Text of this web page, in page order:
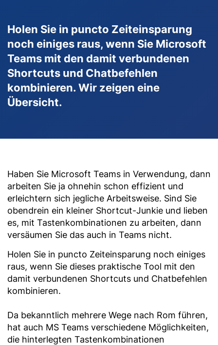
Holen Sie in puncto Zeiteinsparung
noch einiges raus, wenn Sie Microsoft
Teams mit den damit verbundenen
Shortcuts und Chatbefehlen
kombinieren. Wir zeigen eine
Übersicht.
Haben Sie Microsoft Teams in Verwendung, dann
arbeiten Sie ja ohnehin schon effizient und
erleichtern sich jegliche Arbeitsweise. Sind Sie
obendrein ein kleiner Shortcut-Junkie und lieben
es, mit Tastenkombinationen zu arbeiten, dann
versäumen Sie das auch in Teams nicht.
Holen Sie in puncto Zeiteinsparung noch einiges
raus, wenn Sie dieses praktische Tool mit den
damit verbundenen Shortcuts und Chatbefehlen
kombinieren.
Da bekanntlich mehrere Wege nach Rom führen,
hat auch MS Teams verschiedene Möglichkeiten,
die hinterlegten Tastenkombinationen